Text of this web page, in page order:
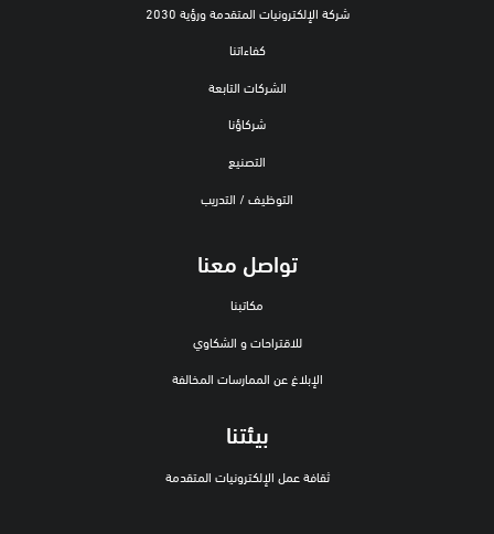
شركة الإلكترونيات المتقدمة ورؤية 2030
كفاءاتنا
الشركات التابعة
شركاؤنا
التصنيع
التوظيف / التدريب
تواصل معنا
مكاتبنا
للاقتراحات و الشكاوي
الإبلاغ عن الممارسات المخالفة
بيئتنا
ثقافة عمل الإلكترونيات المتقدمة